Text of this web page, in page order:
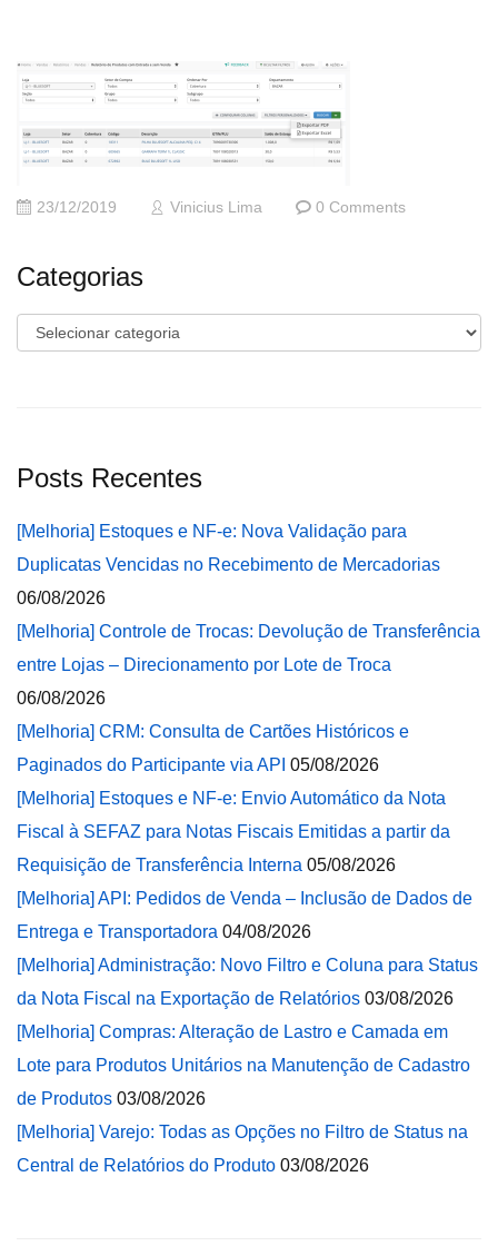
23/12/2019 Vinicius Lima 0 Comments
Categorias
Categorias
Posts Recentes
[Melhoria] Estoques e NF-e: Nova Validação para
Duplicatas Vencidas no Recebimento de Mercadorias
06/08/2026
[Melhoria] Controle de Trocas: Devolução de Transferência
entre Lojas – Direcionamento por Lote de Troca
06/08/2026
[Melhoria] CRM: Consulta de Cartões Históricos e
Paginados do Participante via API 05/08/2026
[Melhoria] Estoques e NF-e: Envio Automático da Nota
Fiscal à SEFAZ para Notas Fiscais Emitidas a partir da
Requisição de Transferência Interna 05/08/2026
[Melhoria] API: Pedidos de Venda – Inclusão de Dados de
Entrega e Transportadora 04/08/2026
[Melhoria] Administração: Novo Filtro e Coluna para Status
da Nota Fiscal na Exportação de Relatórios 03/08/2026
[Melhoria] Compras: Alteração de Lastro e Camada em
Lote para Produtos Unitários na Manutenção de Cadastro
de Produtos 03/08/2026
[Melhoria] Varejo: Todas as Opções no Filtro de Status na
Central de Relatórios do Produto 03/08/2026